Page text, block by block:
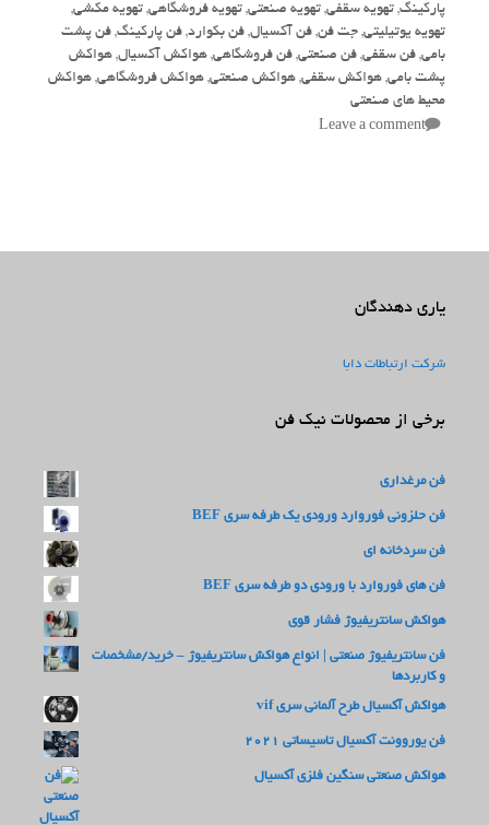
پارکینگ, تهویه سقفی, تهویه صنعتی, تهویه فروشگاهی, تهویه مکشی,
تهویه یوتیلیتی, جت فن, فن آکسیال, فن بکوارد, فن پارکینگ, فن پشت
بامی, فن سقفی, فن صنعتی, فن فروشگاهی, هواکش آکسیال, هواکش
پشت بامی, هواکش سقفی, هواکش صنعتی, هواکش فروشگاهی, هواکش
محیط های صنعتی
Leave a comment
یاری دهندگان
شرکت ارتباطات دابا
برخی از محصولات نیک فن
فن مرغداری
فن حلزونی فوروارد ورودی یک طرفه سری BEF
فن سردخانه ای
فن های فوروارد با ورودی دو طرفه سری BEF
هواکش سانتریفیوژ فشار قوی
فن سانتریفیوژ صنعتی | انواع هواکش سانتریفیوژ – خرید/مشخصات
و کاربردها
هواکش آکسیال طرح آلمانی سری vif
فن یوروونت آکسیال تاسیساتی 2021
هواکش صنعتی سنگین فلزی آکسیال